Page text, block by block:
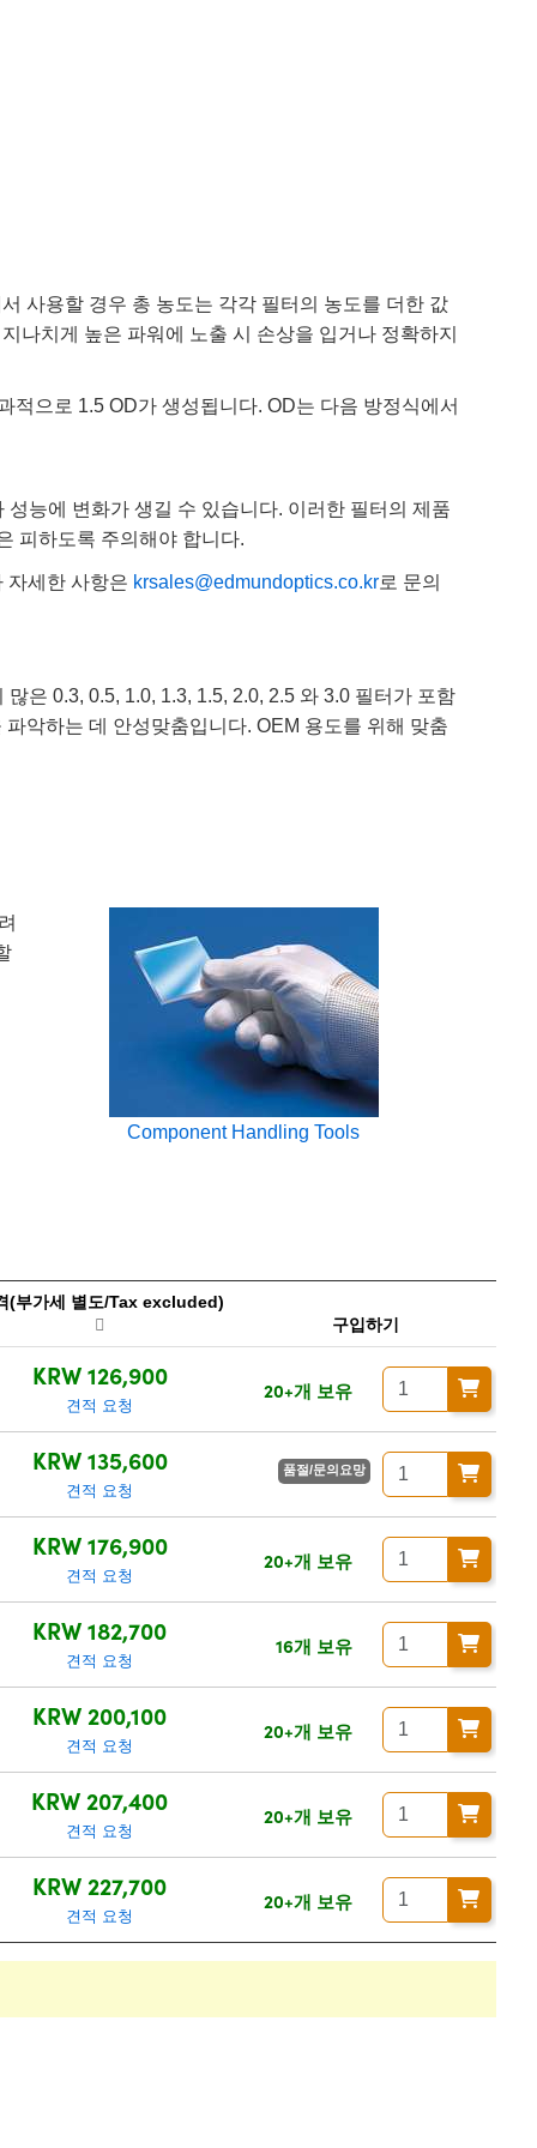
사용할 경우 총 농도는 각각 필터의 농도를 더한 값
나치게 높은 파워에 노출 시 손상을 입거나 정확하지
으로 1.5 OD가 생성됩니다. OD는 다음 방정식에서
능에 변화가 생길 수 있습니다. 이러한 필터의 제품
피하도록 주의해야 합니다.
자세한 사항은 krsales@edmundoptics.co.kr로 문의
은 0.3, 0.5, 1.0, 1.3, 1.5, 2.0, 2.5 와 3.0 필터가 포함
악하는 데 안성맞춤입니다. OEM 용도를 위해 맞춤
Component Handling Tools
(부가세 별도/Tax excluded)
구입하기
KRW 126,900
견적 요청
20+개 보유
KRW 135,600
견적 요청
품절/문의요망
KRW 176,900
견적 요청
20+개 보유
KRW 182,700
견적 요청
16개 보유
KRW 200,100
견적 요청
20+개 보유
KRW 207,400
견적 요청
20+개 보유
KRW 227,700
견적 요청
20+개 보유